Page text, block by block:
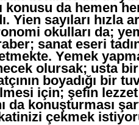
konusu da hemen
Yien sayıları hızla
okulları da;
sanat eseri
Yemek
olursak; usta bir
boyadığı bir
için; şefin lezzet
da konuşturması
çekmek